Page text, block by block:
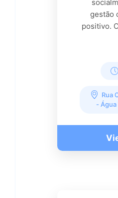
gestão
positivo.
Rua
-